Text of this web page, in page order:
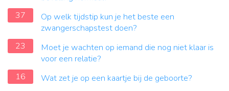
37
Op welk tijdstip kun je het beste een
zwangerschapstest doen?
23
Moet je wachten op iemand die nog niet klaar is
voor een relatie?
16
Wat zet je op een kaartje bij de geboorte?